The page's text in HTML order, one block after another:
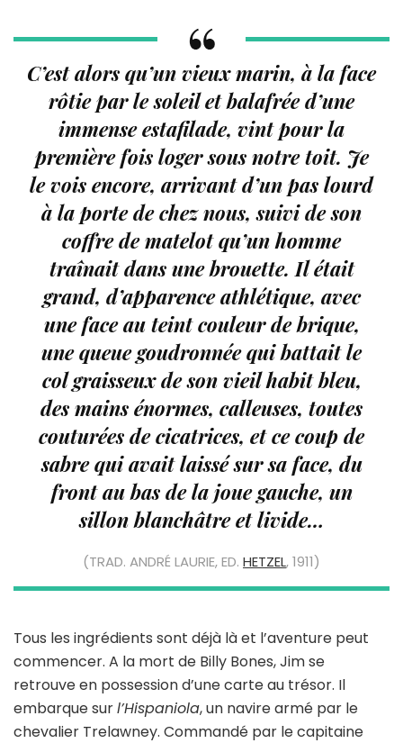
C’est alors qu’un vieux marin, à la face
rôtie par le soleil et balafrée d’une
immense estafilade, vint pour la
première fois loger sous notre toit. Je
le vois encore, arrivant d’un pas lourd
à la porte de chez nous, suivi de son
coffre de matelot qu’un homme
traînait dans une brouette. Il était
grand, d’apparence athlétique, avec
une face au teint couleur de brique,
une queue goudronnée qui battait le
col graisseux de son vieil habit bleu,
des mains énormes, calleuses, toutes
couturées de cicatrices, et ce coup de
sabre qui avait laissé sur sa face, du
front au bas de la joue gauche, un
sillon blanchâtre et livide…
(TRAD. ANDRÉ LAURIE, ED. HETZEL, 1911)
Tous les ingrédients sont déjà là et l’aventure peut
commencer. A la mort de Billy Bones, Jim se
retrouve en possession d’une carte au trésor. Il
embarque surl’Hispaniola, un navire armé par le
chevalier Trelawney. Commandé par le capitaine